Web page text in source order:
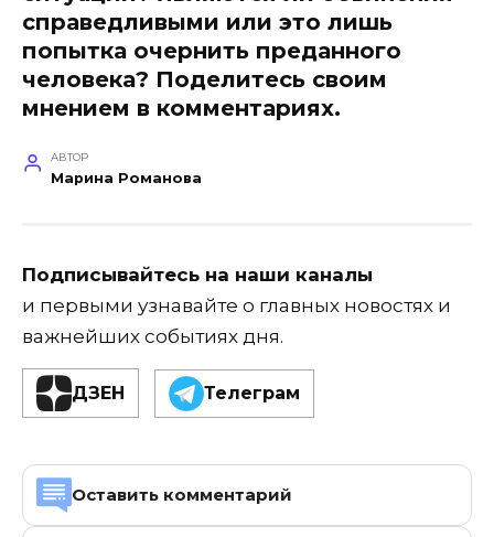
справедливыми или это лишь
попытка очернить преданного
человека? Поделитесь своим
мнением в комментариях.
АВТОР
Марина Романова
Подписывайтесь на наши каналы
и первыми узнавайте о главных новостях и
важнейших событиях дня.
ДЗЕН Телеграм
Оставить комментарий